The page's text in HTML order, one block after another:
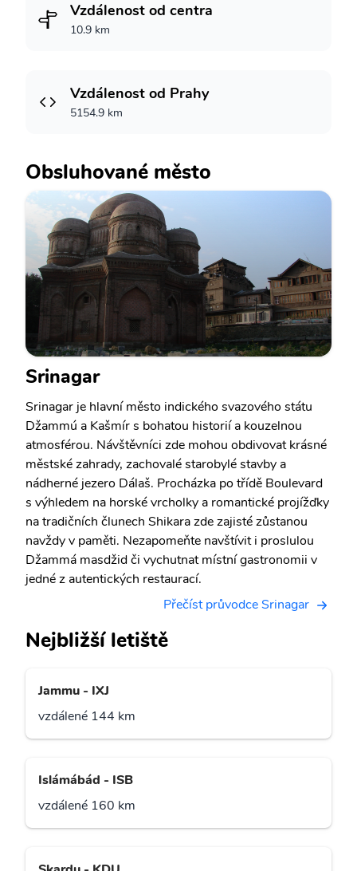
Vzdálenost od centra
10.9 km
Vzdálenost od Prahy
5154.9 km
Obsluhované město
Srinagar
Srinagar je hlavní město indického svazového státu
Džammú a Kašmír s bohatou historií a kouzelnou
atmosférou. Návštěvníci zde mohou obdivovat krásné
městské zahrady, zachovalé starobylé stavby a
nádherné jezero Dálaš. Procházka po třídě Boulevard
s výhledem na horské vrcholky a romantické projížďky
na tradičních člunech Shikara zde zajisté zůstanou
navždy v paměti. Nezapomeňte navštívit i proslulou
Džammá masdžid či vychutnat místní gastronomii v
jedné z autentických restaurací.
Přečíst průvodce Srinagar
Nejbližší letiště
Jammu - IXJ
vzdálené 144 km
Islámábád - ISB
vzdálené 160 km